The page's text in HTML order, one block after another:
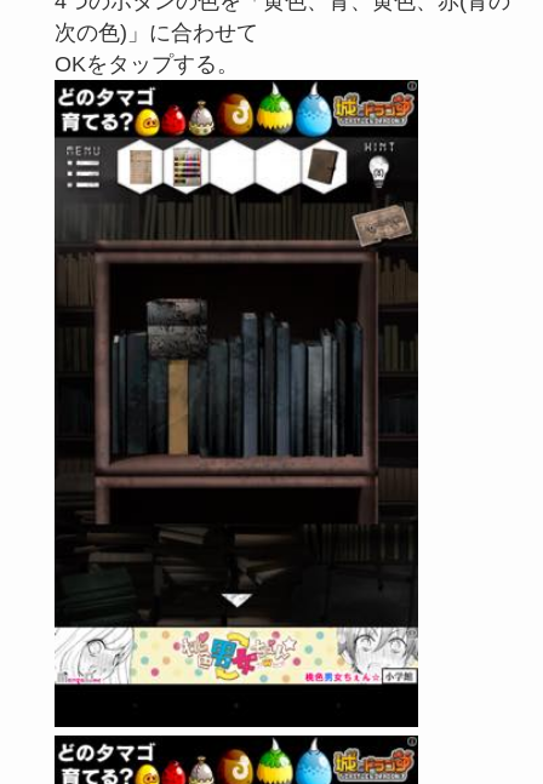
次の色)」に合わせて
OKをタップする。